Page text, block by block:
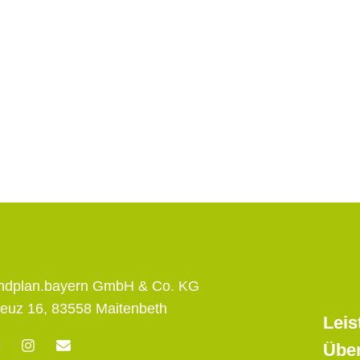
GmbH & Co. KG
16, 83558 Maitenbeth
I
n
E
n